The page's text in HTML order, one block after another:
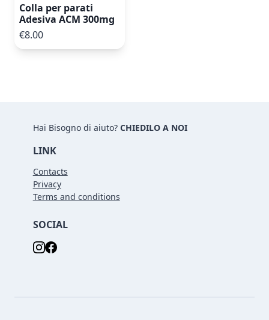
Colla per parati
Adesiva ACM 300mg
€8.00
Hai Bisogno di aiuto? CHIEDILO A NOI
LINK
Contacts
Privacy
Terms and conditions
SOCIAL